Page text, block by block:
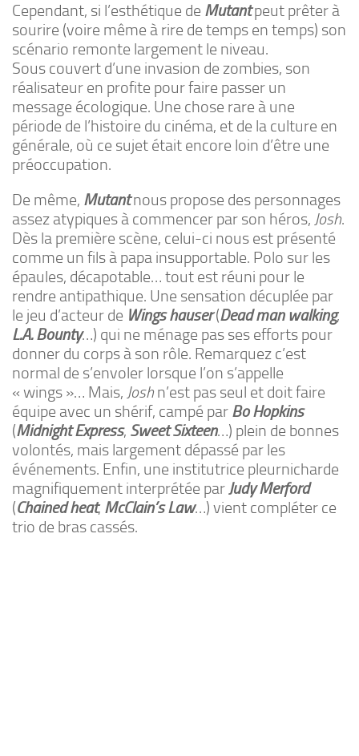
Cependant, si l’esthétique de Mutantpeut prêter à
sourire (voire même à rire de temps en temps) son
scénario remonte largement le niveau.
Sous couvert d’une invasion de zombies, son
réalisateur en profite pour faire passer un
message écologique. Une chose rare à une
période de l’histoire du cinéma, et de la culture en
générale, où ce sujet était encore loin d’être une
préoccupation.
De même, Mutantnous propose des personnages
assez atypiques à commencer par son héros, Josh.
Dès la première scène, celui-ci nous est présenté
comme un fils à papa insupportable. Polo sur les
épaules, décapotable… tout est réuni pour le
rendre antipathique. Une sensation décuplée par
le jeu d’acteur de Wings hauser(Dead man walking,
L.A. Bounty…) qui ne ménage pas ses efforts pour
donner du corps à son rôle. Remarquez c’est
normal de s’envoler lorsque l’on s’appelle
« wings »… Mais, Josh n’est pas seul et doit faire
équipe avec un shérif, campé par Bo Hopkins
(Midnight Express, Sweet Sixteen…) plein de bonnes
volontés, mais largement dépassé par les
événements. Enfin, une institutrice pleurnicharde
magnifiquement interprétée parJudy Merford
(Chained heat, McClain’s Law…) vient compléter ce
trio de bras cassés.